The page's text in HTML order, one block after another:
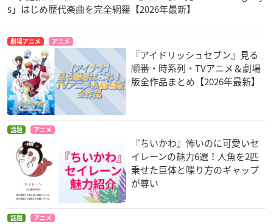
s」はじめ歴代楽曲を完全網羅【2026年最新】
劇場アニメ アニメ
『アイドリッシュセブン』見る
順番・時系列・TVアニメ＆劇場
版全作品まとめ【2026年最新】
話題 アニメ
『ちいかわ』怖いのに可愛いセ
イレーンの魅力6選！人魚を2匹
乗せた巨体と喋り方のギャップ
が尊い
話題 アニメ